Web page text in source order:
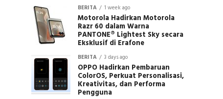
BERITA 1 week ago
Motorola Hadirkan Motorola
Razr 60 dalam Warna
PANTONE® Lightest Sky secara
Eksklusif di Erafone
BERITA 3 days ago
OPPO Hadirkan Pembaruan
ColorOS, Perkuat Personalisasi,
Kreativitas, dan Performa
Pengguna